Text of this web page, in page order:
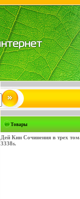
Товары
Дей Кин Сочинения в трех
3338s.